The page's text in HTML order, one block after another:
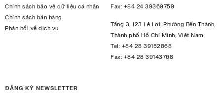
Chính sách bảo vệ dữ liệu cá nhân
Chính sách bán hàng
Phản hồi về dịch vụ
Fax: +84 24 39369759
Tầng 3, 123 Lê Lợi, Phường Bến Thành,
Thành phố Hồ Chí Minh, Việt Nam
Tel: +84 28 39152868
Fax: +84 28 39143768
ĐĂNG KÝ NEWSLETTER